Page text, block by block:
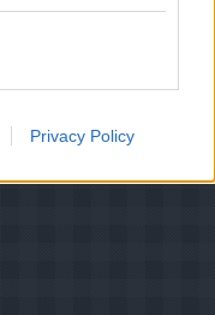
Privacy Policy